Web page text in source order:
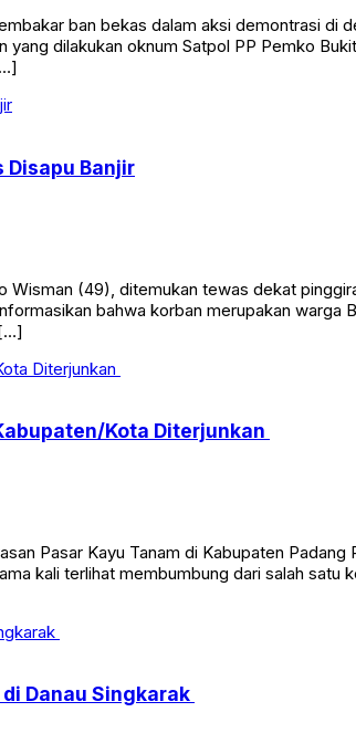
ban bekas dalam aksi demontrasi di
dilakukan oknum Satpol PP Pemko
Disapu Banjir
(49), ditemukan tewas dekat
bahwa korban merupakan warga
Kota Diterjunkan
Pasar Kayu Tanam di Kabupaten
kali terlihat membumbung dari salah
Danau Singkarak